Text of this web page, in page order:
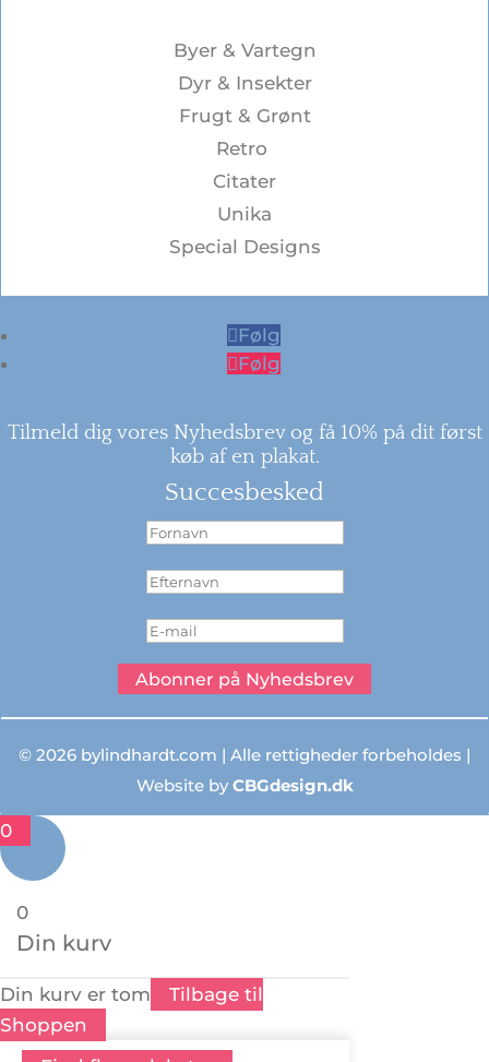
Byer & Vartegn
Dyr & Insekter
Frugt & Grønt
Retro
Citater
Unika
Special Designs
Følg
Følg
Tilmeld dig vores Nyhedsbrev og få 10% på dit først
køb af en plakat.
Succesbesked
Abonner på Nyhedsbrev
© 2026 bylindhardt.com | Alle rettigheder forbeholdes |
Website byCBGdesign.dk
0
0
Din kurv
Din kurv er tom
Tilbage til
Shoppen